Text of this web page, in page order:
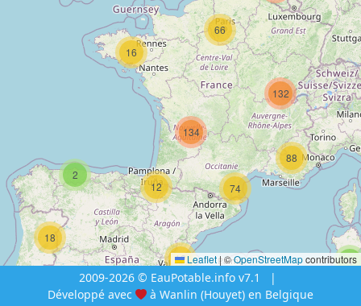
2
18
4
12
12
134
74
88
16
132
66
Leaflet|©OpenStreetMapcontributors
2009-2026 © EauPotable.info v7.1
|
Développé avec
à Wanlin (Houyet) en Belgique